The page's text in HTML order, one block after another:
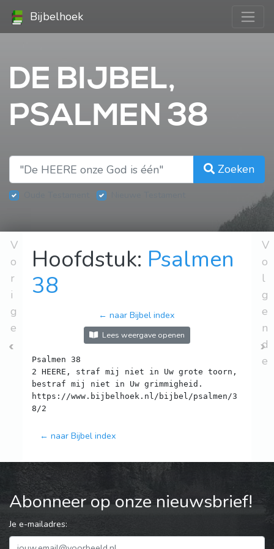
Bijbelhoek
DE BIJBEL,
PSALMEN 38
Zoeken
V
o
r
i
g
e
Hoofdstuk: Psalmen
38
← naar Bijbel index
Lees weergave openen
Psalmen 38
2 HEERE, straf mij niet in Uw grote toorn,
bestraf mij niet in Uw grimmigheid.
https://www.bijbelhoek.nl/bijbel/psalmen/3
← naar Bijbel index
V
o
l
g
e
n
d
e
Abonneer op onze nieuwsbrief!
Je e-mailadres: